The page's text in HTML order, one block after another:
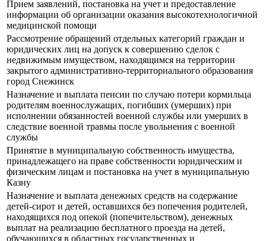
Прием заявлений, постановка на учет и предоставление
информации об организации оказания высокотехнологичной
медицинской помощи
Рассмотрение обращений отдельных категорий граждан и
юридических лиц на допуск к совершению сделок с
недвижимым имуществом, находящимся на территории
закрытого административно-территориального образования
город Снежинск
Назначение и выплата пенсии по случаю потери кормильца
родителям военнослужащих, погибших (умерших) при
исполнении обязанностей военной службы или умерших в
следствие военной травмы после увольнения с военной
службы
Принятие в муниципальную собственность имущества,
принадлежащего на праве собственности юридическим и
физическим лицам и постановка на учет в муниципальную
Казну
Назначение и выплата денежных средств на содержание
детей-сирот и детей, оставшихся без попечения родителей,
находящихся под опекой (попечительством), денежных
выплат на реализацию бесплатного проезда на детей,
обучающихся в областных государственных и